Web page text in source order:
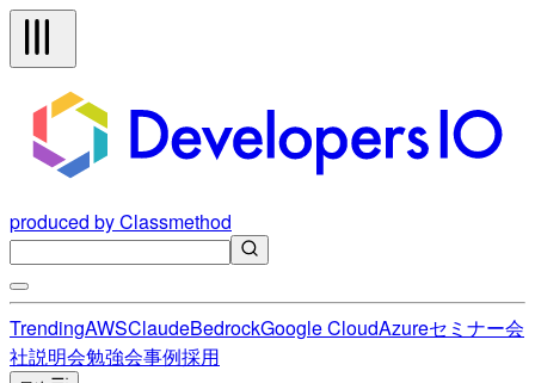
produced by Classmethod
TrendingAWSClaudeBedrockGoogle CloudAzureセミナー会
社説明会勉強会事例採用